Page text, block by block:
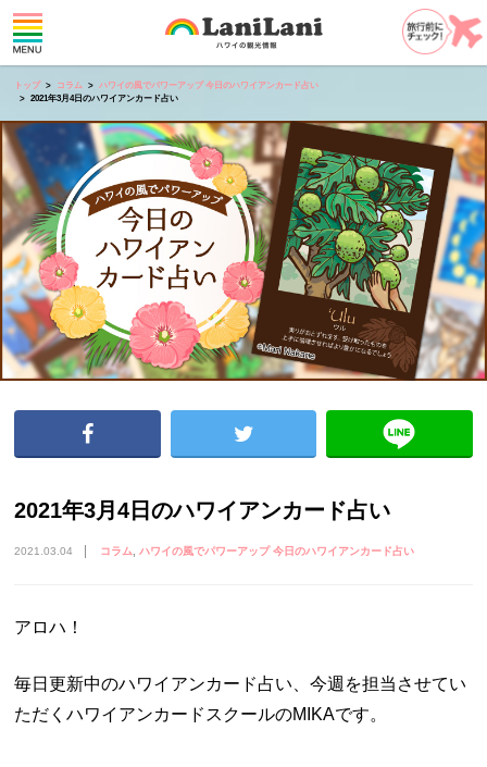
トップ コラム
ハワイの風でパワーアップ 今日のハワイアンカード占い
2021年3月4日のハワイアンカード占い
2021年3月4日のハワイアンカード占い
2021.03.04 コラム ハワイの風でパワーアップ 今日のハワイアンカード占い
アロハ！
毎日更新中のハワイアンカード占い、今週を担当させてい
ただくハワイアンカードスクールのMIKAです。